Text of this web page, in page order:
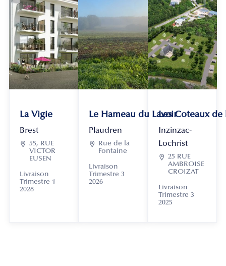
La Vigie
Brest
 55, RUE
VICTOR
EUSEN
Livraison
Trimestre 1
2028
Le Hameau du Lavoir
Plaudren

Rue de la
Fontaine
Livraison
Trimestre 3
2026
Les Coteaux
Inzinzac-
Lochrist
 25 RUE
AMBROISE
CROIZAT
Livraison
Trimestre 3
2025